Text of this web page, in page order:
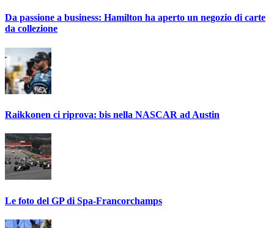
Da passione a business: Hamilton ha aperto un negozio di carte
da collezione
Raikkonen ci riprova: bis nella NASCAR ad Austin
Le foto del GP di Spa-Francorchamps